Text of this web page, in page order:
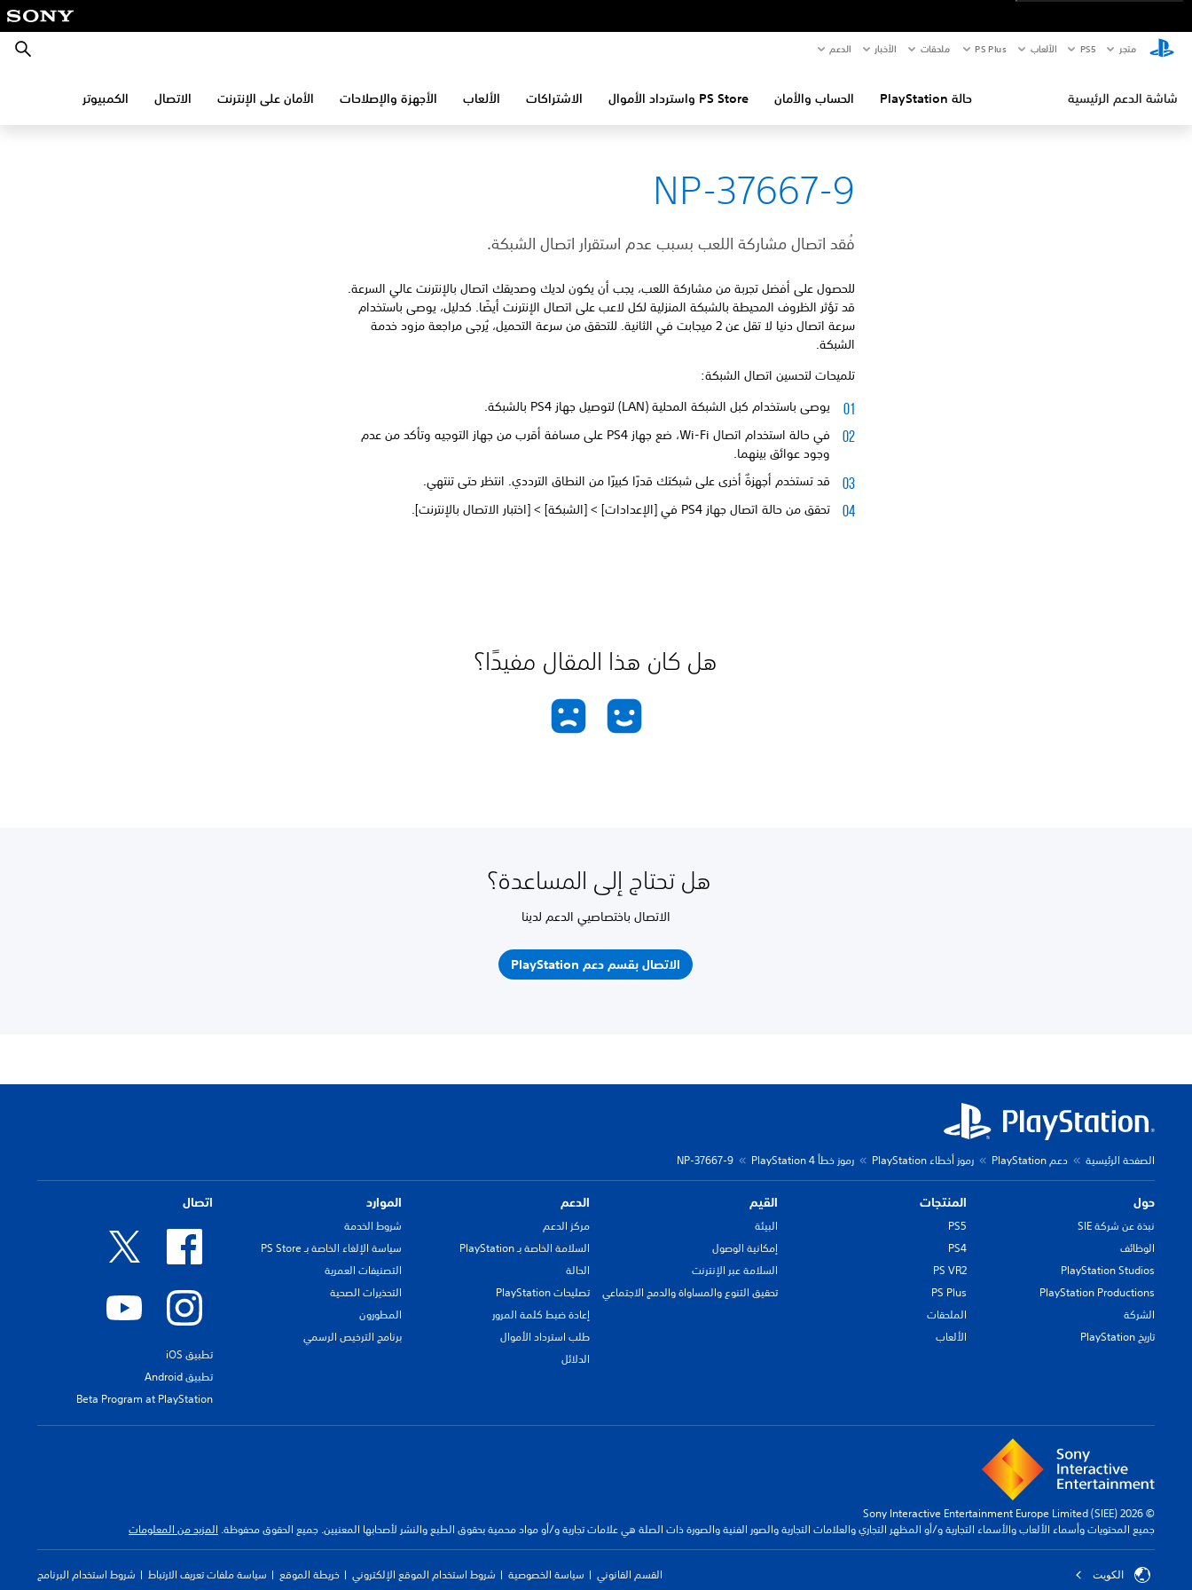
متجر PS5‏ الألعاب PS Plus ملحقات الأخبار الدعم بحث
شاشة الدعم الرئيسية حالة PlayStation الحساب والأمان PS Store واسترداد الأموال الاشتراكات الألعاب الأجهزة والإصلاحات الأمان على الإنترنت الاتصال الكمبيوتر
NP-37667-9
فُقد اتصال مشاركة اللعب بسبب عدم استقرار اتصال الشبكة.
للحصول على أفضل تجربة من مشاركة اللعب، يجب أن يكون لديك وصديقك اتصال بالإنترنت عالي السرعة.
قد تؤثر الظروف المحيطة بالشبكة المنزلية لكل لاعب على اتصال الإنترنت أيضًا. كدليل، يوصى باستخدام
سرعة اتصال دنيا لا تقل عن 2 ميجابت في الثانية. للتحقق من سرعة التحميل، يُرجى مراجعة مزود خدمة
الشبكة.
تلميحات لتحسين اتصال الشبكة:
يوصى باستخدام كبل الشبكة المحلية (LAN) لتوصيل جهاز PS4 بالشبكة.
في حالة استخدام اتصال Wi-Fi، ضع جهاز PS4 على مسافة أقرب من جهاز التوجيه وتأكد من عدم
وجود عوائق بينهما.
قد تستخدم أجهزةٌ أخرى على شبكتك قدرًا كبيرًا من النطاق الترددي. انتظر حتى تنتهي.
تحقق من حالة اتصال جهاز PS4 في [الإعدادات] > [الشبكة] > [اختبار الاتصال بالإنترنت].
هل كان هذا المقال مفيدًا؟
هل تحتاج إلى المساعدة؟
الاتصال باختصاصيي الدعم لدينا
الاتصال بقسم دعم PlayStation
الصفحة الرئيسية دعم PlayStation رموز أخطاء PlayStation رموز خطأ PlayStation 4 NP-37667-9
حول
نبذة عن شركة SIE
الوظائف
PlayStation Studios
PlayStation Productions
الشركة
تاريخ PlayStation
المنتجات
PS5
PS4
PS VR2
PS Plus
الملحقات
الألعاب
القيم
البيئة
إمكانية الوصول
السلامة عبر الإنترنت
تحقيق التنوع والمساواة والدمج الاجتماعي
الدعم
مركز الدعم
السلامة الخاصة بـ PlayStation
الحالة
تصليحات PlayStation
إعادة ضبط كلمة المرور
طلب استرداد الأموال
الدلائل
الموارد
شروط الخدمة
سياسة الإلغاء الخاصة بـ PS Store
التصنيفات العمرية
التحذيرات الصحية
المطورون
برنامج الترخيص الرسمي
اتصال
تطبيق iOS
تطبيق Android
Beta Program at PlayStation
© 2026 Sony Interactive Entertainment Europe Limited (SIEE)
جميع المحتويات وأسماء الألعاب والأسماء التجارية و/أو المظهر التجاري والعلامات التجارية والصور الفنية والصورة ذات الصلة هي علامات تجارية و/أو مواد محمية بحقوق الطبع والنشر لأصحابها المعنيين. جميع الحقوق محفوظة. المزيد من المعلومات
الكويت‎ القسم القانوني سياسة الخصوصية شروط استخدام الموقع الإلكتروني خريطة الموقع سياسة ملفات تعريف الارتباط شروط استخدام البرنامج